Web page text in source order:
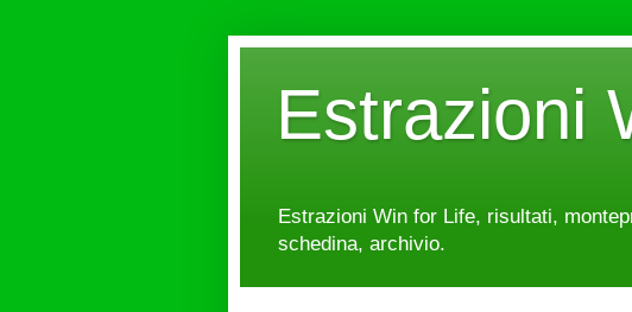
Estrazioni
Estrazioni Win for Life, risultati,
schedina, archivio.